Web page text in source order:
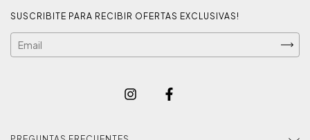
SUSCRIBITE PARA RECIBIR OFERTAS EXCLUSIVAS!